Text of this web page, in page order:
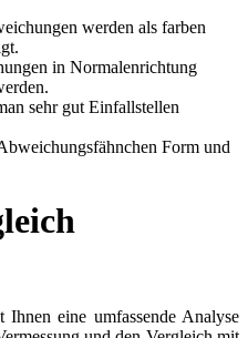
eine umfassende Analyse